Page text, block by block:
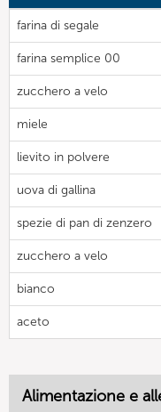
farina di segale
farina semplice 00
zucchero a velo
miele
lievito in polvere
uova di gallina
spezie di pan di zenzero
zucchero a velo
bianco
aceto
Alimentazione e